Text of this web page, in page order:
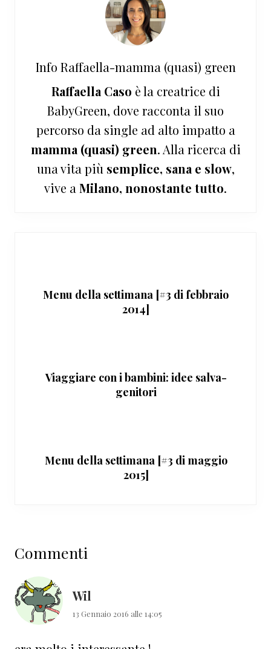
Info Raffaella-mamma (quasi) green
Raffaella Caso è la creatrice di
BabyGreen, dove racconta il suo
percorso da single ad alto impatto a
mamma (quasi) green. Alla ricerca di
una vita più semplice, sana e slow,
vive a Milano, nonostante tutto.
Menu della settimana [#3 di febbraio
2014]
Viaggiare con i bambini: idee salva-
genitori
Menu della settimana [#3 di maggio
2015]
del
lettore
Commenti
Wil
13 Gennaio 2016 alle 14:05